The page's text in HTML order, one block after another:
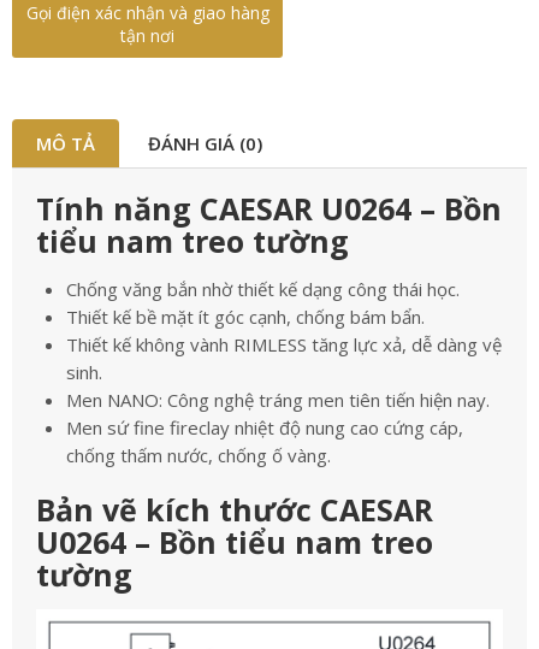
Gọi điện xác nhận và giao hàng
tận nơi
MÔ TẢ ĐÁNH GIÁ (0)
Tính năng CAESAR U0264 – Bồn
tiểu nam treo tường
Chống văng bắn nhờ thiết kế dạng công thái học.
Thiết kế bề mặt ít góc cạnh, chống bám bẩn.
Thiết kế không vành RIMLESS tăng lực xả, dễ dàng vệ
sinh.
Men NANO: Công nghệ tráng men tiên tiến hiện nay.
Men sứ fine fireclay nhiệt độ nung cao cứng cáp,
chống thấm nước, chống ố vàng.
Bản vẽ kích thước CAESAR
U0264 – Bồn tiểu nam treo
tường